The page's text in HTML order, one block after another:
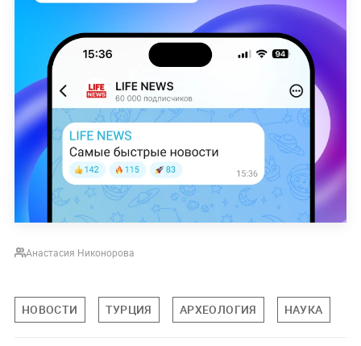
Анастасия Никонорова
НОВОСТИ ТУРЦИЯ АРХЕОЛОГИЯ НАУКА